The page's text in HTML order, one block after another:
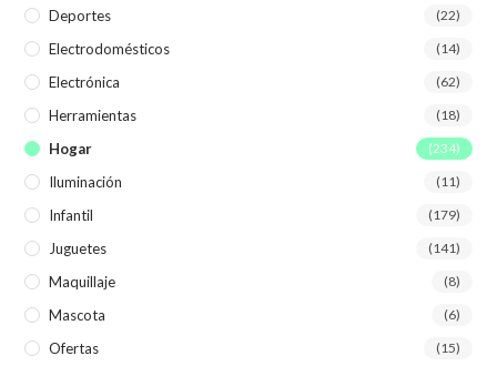
Deportes (22)
Electrodomésticos (14)
Electrónica (62)
Herramientas (18)
Hogar (234)
Iluminación (11)
Infantil (179)
Juguetes (141)
Maquillaje (8)
Mascota (6)
Ofertas (15)